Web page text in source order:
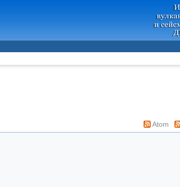
Atom